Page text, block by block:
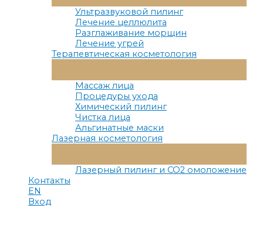
Меню
Ультразвуковой пилинг
Лечение целлюлита
Разглаживание морщин
Лечение угрей
Терапевтическая косметология
Меню
Массаж лица
Процедуры ухода
Химический пилинг
Чистка лица
Альгинатные маски
Лазерная косметология
Меню
Лазерный пилинг и СО2 омоложение
Контакты
EN
Вход